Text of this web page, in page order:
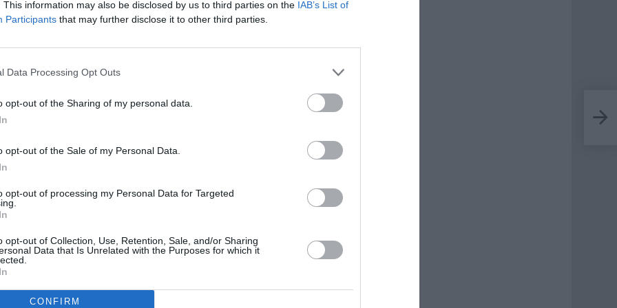
This information may also be disclosed by us to third parties on the IAB’s List of
Participants that may further disclose it to other third parties.
Data Processing Opt Outs
opt-out of the Sharing of my personal data.
opt-out of the Sale of my Personal Data.
opt-out of processing my Personal Data for Targeted
opt-out of Collection, Use, Retention, Sale, and/or Sharing
Data that Is Unrelated with the Purposes for which it
CONFIRM
et du président déchu Mohamed Morsi
Fath, dans le centre-ville de la capitale,
de l’ordre ont finalement évacué tous
musulmans à manifester, de véritables
dans les rues du Caire. Mais l’assaut de la
al-Fath, place Ramsès, a pris fin après 24